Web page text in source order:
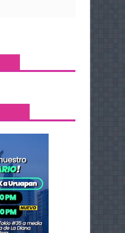
Emma Rivera